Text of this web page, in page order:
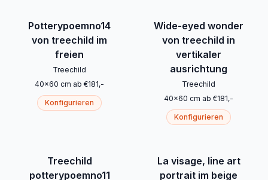
Potterypoemno14
von treechild im
freien
Treechild
40x60 cm ab €181,-
Konfigurieren
Wide-eyed wonder
von treechild in
vertikaler
ausrichtung
Treechild
40x60 cm ab €181,-
Konfigurieren
Treechild
potterypoemno11
La visage, line art
portrait im beige